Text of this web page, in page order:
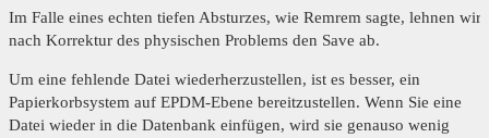
Im Falle eines echten tiefen Absturzes, wie Remrem sagte, lehnen wir
nach Korrektur des physischen Problems den Save ab.
Um eine fehlende Datei wiederherzustellen, ist es besser, ein
Papierkorbsystem auf EPDM-Ebene bereitzustellen. Wenn Sie eine
Datei wieder in die Datenbank einfügen, wird sie genauso wenig